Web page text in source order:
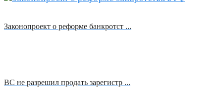
Законопроект о реформе банкротст …
ВС не разрешил продать зарегистр …